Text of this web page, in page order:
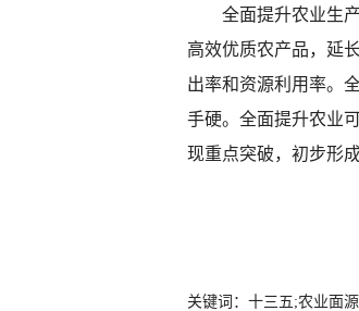
全面提升农业生产
高效优质农产品，延
出率和资源利用率。
手硬。全面提升农业
现重点突破，初步形
关键词：十三五;农业面